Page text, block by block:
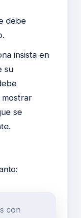
debe
insista en
su
mostrar
se
con